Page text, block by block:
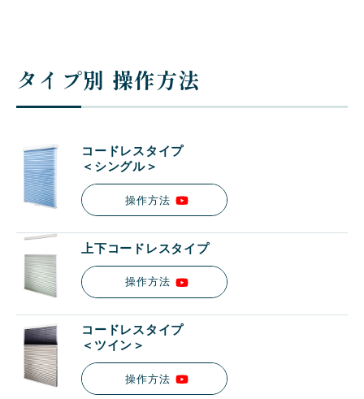
タイプ別 操作方法
コードレスタイプ
＜シングル＞
操作方法
上下コードレスタイプ
操作方法
コードレスタイプ
＜ツイン＞
操作方法